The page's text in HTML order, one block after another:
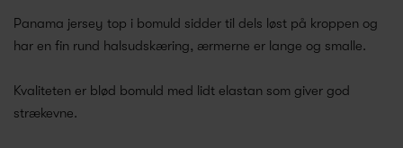
Panama jersey top i bomuld sidder til dels løst på kroppen og
har en fin rund halsudskæring, ærmerne er lange og smalle.
Kvaliteten er blød bomuld med lidt elastan som giver god
strækevne.